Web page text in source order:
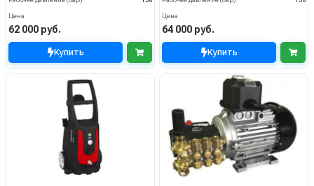
Цена
62 000 руб.
Купить
Цена
64 000 руб.
Купить